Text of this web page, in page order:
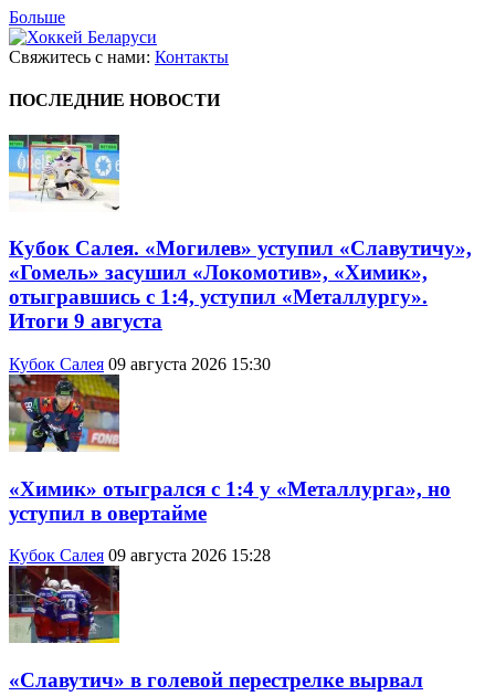
Больше
Свяжитесь с нами: Контакты
ПОСЛЕДНИЕ НОВОСТИ
Кубок Салея. «Могилев» уступил «Славутичу»,
«Гомель» засушил «Локомотив», «Химик»,
отыгравшись с 1:4, уступил «Металлургу».
Итоги 9 августа
Кубок Салея 09 августа 2026 15:30
«Химик» отыгрался с 1:4 у «Металлурга», но
уступил в овертайме
Кубок Салея 09 августа 2026 15:28
«Славутич» в голевой перестрелке вырвал